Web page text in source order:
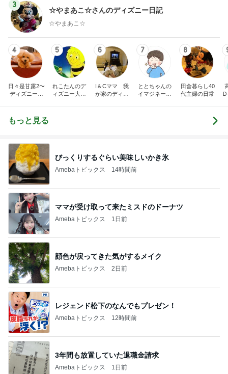
3
☆やまあこ☆さんのディズニー日記
☆やまあこ☆
4
日々是甘露2〜
ディズニー風
5
れこたんのデ
ィズニー大好
6
I＆Cママ 我
が家のディズ
7
ととちゃんの
イマジネーシ
8
田舎暮らし40
代主婦の日常
もっと見る
びっくりするぐらい美味しいかき氷
Amebaトピックス 14時間前
ママが受け取って来たミスドのドーナツ
Amebaトピックス 1日前
顔色が戻ってきた気がするメイク
Amebaトピックス 2日前
レジェンド松下のなんでもプレゼン！
Amebaトピックス 12時間前
3年間も放置していた退職金請求
Amebaトピックス 1日前